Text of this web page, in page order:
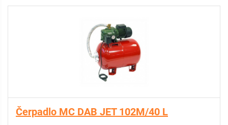
Čerpadlo MC DAB JET 102M/40 L